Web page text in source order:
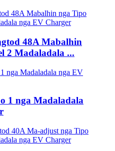
48A Mabalhin
2 Madaladala ...
1 nga Madaladala